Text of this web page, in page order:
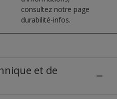
consultez notre page
durabilité-infos.
et de